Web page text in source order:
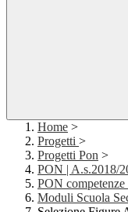
Home >
Progetti >
Progetti Pon >
PON | A.s.2018/
PON competenze
Moduli Scuola